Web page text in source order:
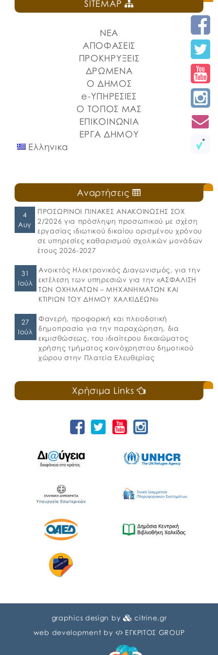
Α.Δ.Ε. 532-2026 ΔΙΑΚΗΡΥΞΗ ΚΗΜΔΗΣ ΠΑΡΑΡΤΗΜΑ Α
ΜΕΛΕΤΗ WORD ΠΑΡΑΡΤΗΜΑ Β ΕΕΕΣ PDF._signed
ΠΑΡΑΡΤΗΜΑ Α ΜΕΛΕΤΗ_signed ΠΕΡΙΛΗΨΗ ΑΞΟΝΙΚΟΣ
SITEMAP
ΝΕΑ
ΑΠΟΦΑΣΕΙΣ
ΠΡΟΚΗΡΥΞΕΙΣ
ΔΡΩΜΕΝΑ
Ο ΔΗΜΟΣ
e-ΥΠΗΡΕΣΙΕΣ
Ο ΤΟΠΟΣ ΜΑΣ
ΕΠΙΚΟΙΝΩΝΙΑ
ΕΡΓΑ ΔΗΜΟΥ
Ελληνικα
Αναρτήσεις
4
Αυγ
ΠΡΟΣΩΡΙΝΟΙ ΠΙΝΑΚΕΣ ΑΝΑΚΟΙΝΩΣΗΣ ΣΟΧ
2/2026 για πρόσληψη προσωπικού με σχέση
εργασίας ιδιωτικού δικαίου ορισμένου χρόνου
σε υπηρεσίες καθαρισμού σχολικών μονάδων
έτους 2026-2027
31
Ιούλ
Ανοικτός Ηλεκτρονικός Διαγωνισμός, για την
εκτέλεση των υπηρεσιών για την «ΑΣΦΑΛΙΣΗ
ΤΩΝ ΟΧΗΜΑΤΩΝ – ΜΗΧΑΝΗΜΑΤΩΝ ΚΑΙ
ΚΤΙΡΙΩΝ ΤΟΥ ΔΗΜΟΥ ΧΑΛΚΙΔΕΩΝ»
27
Ιούλ
Φανερή, προφορική και πλειοδοτική
δημοπρασία για την παραχώρηση, δια
εκμισθώσεως, του ιδιαίτερου δικαιώματος
χρήσης τμήματος κοινόχρηστου δημοτικού
χώρου στην Πλατεία Ελευθερίας
Χρήσιμα Links
graphics design by
citrine.gr
web development by
ΕΓΚΡΙΤΟΣ GROUP